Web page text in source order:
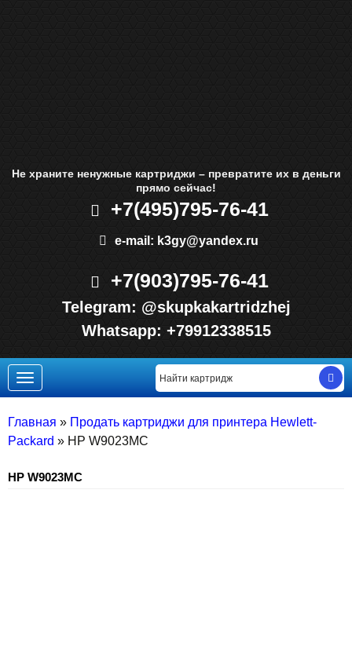
Не храните ненужные картриджи – превратите их в деньги
прямо сейчас!
+7(495)795-76-41
e-mail: k3gy@yandex.ru
+7(903)795-76-41
Telegram: @skupkakartridzhej
Whatsapp: +79912338515
Toggle
navigation
Главная » Продать картриджи для принтера Hewlett-
Packard » HP W9023MC
HP W9023MC